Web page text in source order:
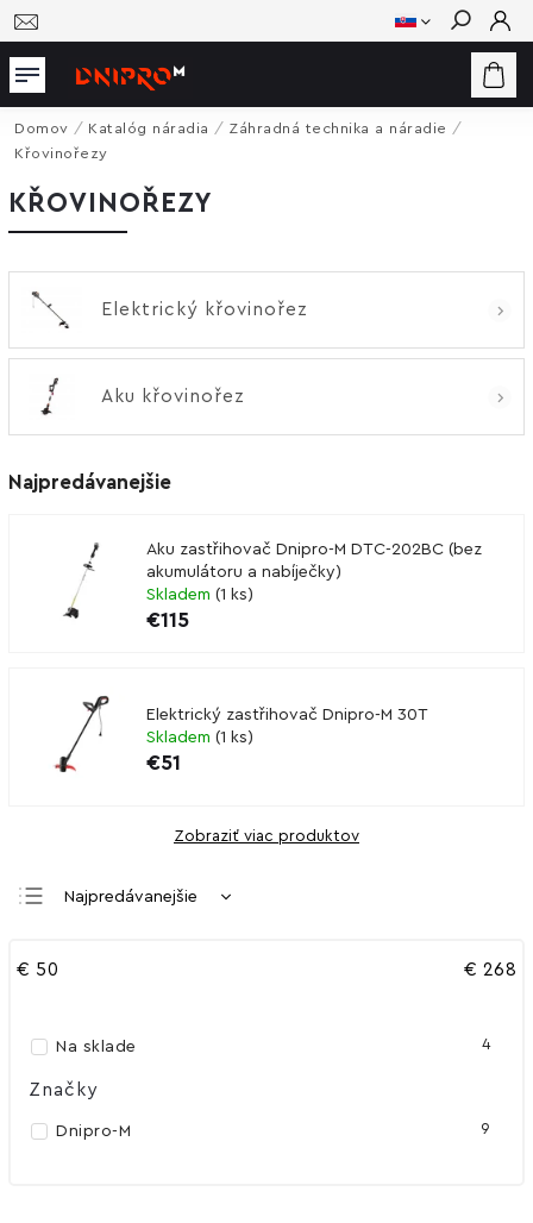
Hľadať
Domov / Katalóg náradia / Záhradná technika a náradie /
Křovinořezy
KŘOVINOŘEZY
Elektrický křovinořez
Aku křovinořez
Najpredávanejšie
Aku zastřihovač Dnipro-M DTC-202BC (bez
akumulátoru a nabíječky)
Skladem (1 ks)
€115
Elektrický zastřihovač Dnipro-M 30T
Skladem (1 ks)
€51
Zobraziť viac produktov
Najpredávanejšie
€ 50 € 268
Na sklade 4
Značky
Dnipro-M 9